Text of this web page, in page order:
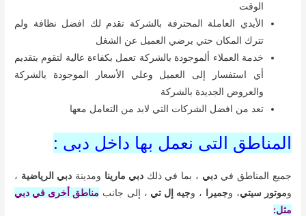
الوقت
الأيدي العاملة المحترفة بالشركة تقدم لك افضل نظافة ولم
تترك المكان حتي يرضي العميل عن الشغل
خدمة العملاء ألموجودة بالشركة تعمل بكفاءة عالية لتقوم بتقديم
أي استفسار إلى العميل وعلي الأسعار الموجودة بالشركة
والعروض الجديدة بالشركة
تعد من افضل الشركات التي لابد من التعامل معها
المناطق التى نعمل بها داخل دبى :
جميع المناطق في دبي ، بما في ذلكدبي مارينا ومدينةدبي الرياضية ،
وموتور سيتي، وجميرا ، وجيه إل تي ، إلى جانب مناطق أخرى في دبي
مثل: